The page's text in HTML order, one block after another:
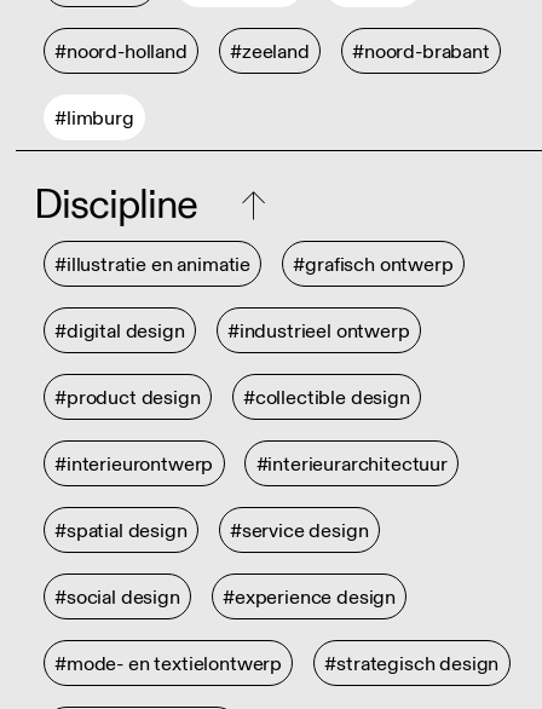
#noord-holland #zeeland #noord-brabant
#limburg
Discipline
#illustratie en animatie #grafisch ontwerp
#digital design #industrieel ontwerp
#product design #collectible design
#interieurontwerp #interieurarchitectuur
#spatial design #service design
#social design #experience design
#mode- en textielontwerp #strategisch design